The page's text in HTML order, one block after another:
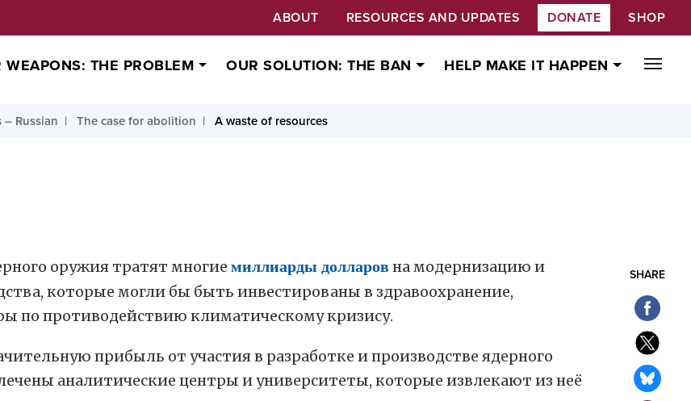
ABOUT RESOURCES AND UPDATES DONATE SHOP
WEAPONS: THE PROBLEM OUR SOLUTION: THE BAN HELP MAKE IT HAPPEN
– Russian The case for abolition A waste of resources
SHARE
оружия тратят многие миллиарды долларовна модернизацию и
которые могли бы быть инвестированы в здравоохранение,
по противодействию климатическому кризису.
прибыль от участия в разработке и производстве ядерного
аналитические центры и университеты, которые извлекают из неё